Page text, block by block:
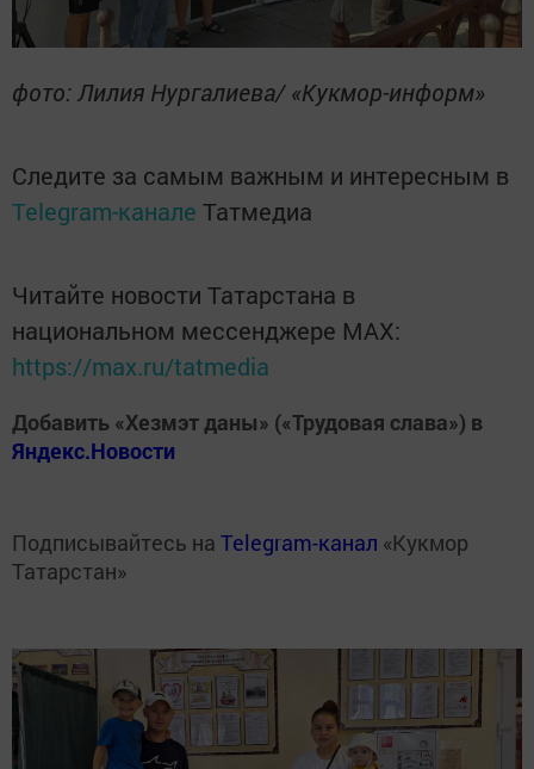
фото: Лилия Нургалиева/ «Кукмор-информ»
Следите за самым важным и интересным в
Telegram-канале Татмедиа
Читайте новости Татарстана в
национальном мессенджере MАХ:
https://max.ru/tatmedia
Добавить «Хезмэт даны» («Трудовая слава») в
Яндекс.Новости
Подписывайтесь на Telegram-канал «Кукмор
Татарстан»